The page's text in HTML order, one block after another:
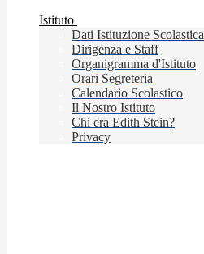
Istituto
Dati Istituzione Scolastica
Dirigenza e Staff
Organigramma d'Istituto
Orari Segreteria
Calendario Scolastico
Il Nostro Istituto
Chi era Edith Stein?
Privacy